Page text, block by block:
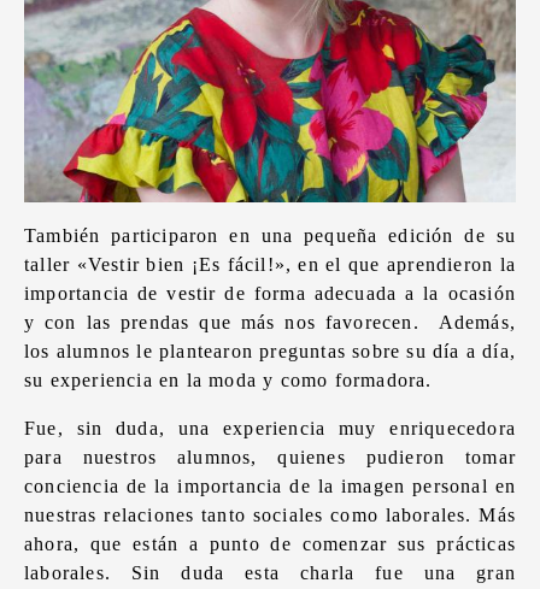
También participaron en una pequeña edición de su
taller «Vestir bien ¡Es fácil!», en el que aprendieron la
importancia de vestir de forma adecuada a la ocasión
y con las prendas que más nos favorecen. Además,
los alumnos le plantearon preguntas sobre su día a día,
su experiencia en la moda y como formadora.
Fue, sin duda, una experiencia muy enriquecedora
para nuestros alumnos, quienes pudieron tomar
conciencia de la importancia de la imagen personal en
nuestras relaciones tanto sociales como laborales. Más
ahora, que están a punto de comenzar sus prácticas
laborales. Sin duda esta charla fue una gran